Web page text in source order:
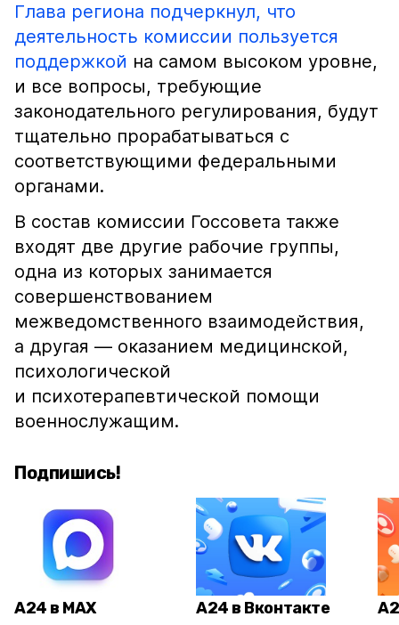
Глава региона подчеркнул, что
деятельность комиссии пользуется
поддержкой на самом высоком уровне,
и все вопросы, требующие
законодательного регулирования, будут
тщательно прорабатываться с
соответствующими федеральными
органами.
В состав комиссии Госсовета также
входят две другие рабочие группы,
одна из которых занимается
совершенствованием
межведомственного взаимодействия,
а другая — оказанием медицинской,
психологической
и психотерапевтической помощи
военнослужащим.
Подпишись!
А24 в MAX А24 в Вконтакте